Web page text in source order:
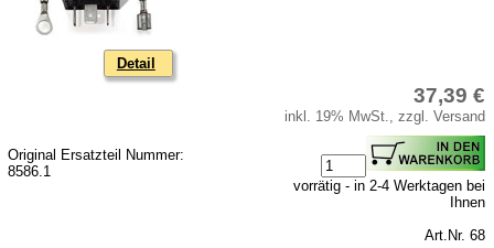
Downloads
Versandkosten
Produktindex
Detail
Original Ersatzteil Nummer:
8586.1
37,39 €
inkl. 19% MwSt., zzgl. Versand
vorrätig - in 2-4 Werktagen bei
Ihnen
Art.Nr. 68